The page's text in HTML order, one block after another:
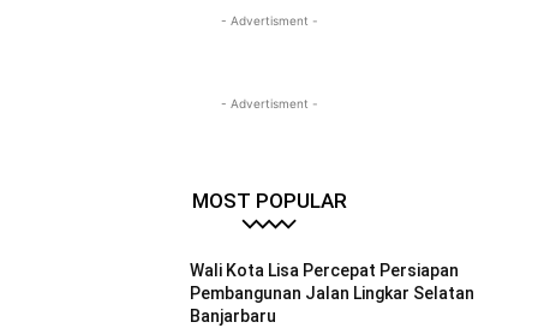
- Advertisment -
- Advertisment -
MOST POPULAR
Wali Kota Lisa Percepat Persiapan
Pembangunan Jalan Lingkar Selatan
Banjarbaru